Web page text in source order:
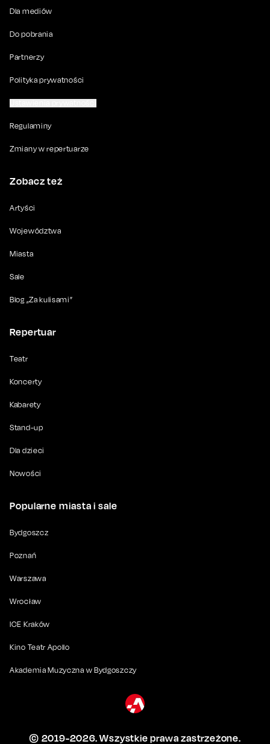
Dla mediów
Do pobrania
Partnerzy
Polityka prywatności
Regulaminy
Zmiany w repertuarze
Zobacz też
Artyści
Województwa
Miasta
Sale
Blog „Za kulisami”
Repertuar
Teatr
Koncerty
Kabarety
Stand-up
Dla dzieci
Nowości
Popularne miasta i sale
Bydgoszcz
Poznań
Warszawa
Wrocław
ICE Kraków
Kino Teatr Apollo
Akademia Muzyczna w Bydgoszczy
© 2019-2026. Wszystkie prawa zastrzeżone.